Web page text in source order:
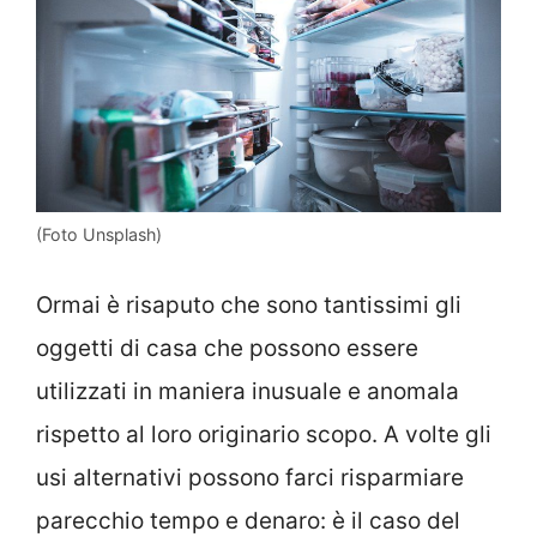
(Foto Unsplash)
Ormai è risaputo che sono tantissimi gli
oggetti di casa che possono essere
utilizzati in maniera inusuale e anomala
rispetto al loro originario scopo. A volte gli
usi alternativi possono farci risparmiare
parecchio tempo e denaro: è il caso del